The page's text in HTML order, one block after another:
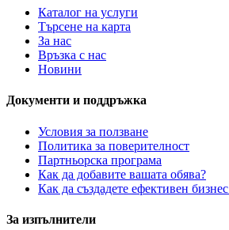
Каталог на услуги
Търсене на карта
За нас
Връзка с нас
Новини
Документи и поддръжка
Условия за ползване
Политика за поверителност
Партньорска програма
Как да добавите вашата обява?
Как да създадете ефективен
За изпълнители